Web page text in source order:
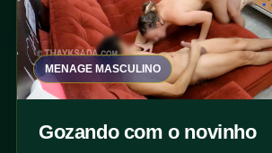
MENAGE MASCULINO
Gozando com o novinho